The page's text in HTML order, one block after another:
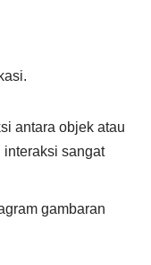
antara objek atau
interaksi sangat
gambaran